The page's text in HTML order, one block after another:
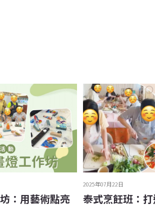
：用藝術點亮
2025年07月22日
泰式烹飪班：